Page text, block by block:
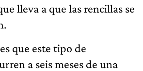
lleva a que las rencillas se
que este tipo de
a seis meses de una